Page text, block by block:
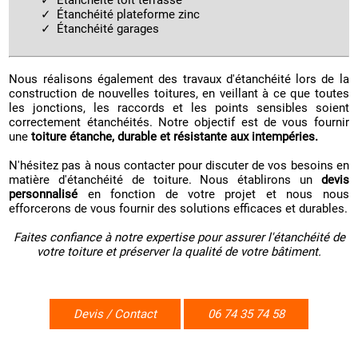
Étanchéité plateforme zinc
Étanchéité garages
Nous réalisons également des travaux d'étanchéité lors de la
construction de nouvelles toitures, en veillant à ce que toutes
les jonctions, les raccords et les points sensibles soient
correctement étanchéités. Notre objectif est de vous fournir
unetoiture étanche, durable et résistante aux intempéries.
N'hésitez pas à nous contacter pour discuter de vos besoins en
matière d'étanchéité de toiture. Nous établirons un devis
personnalisé en fonction de votre projet et nous nous
efforcerons de vous fournir des solutions efficaces et durables.
Faites confiance à notre expertise pour assurer l'étanchéité de
votre toiture et préserver la qualité de votre bâtiment.
Devis / Contact 06 74 35 74 58